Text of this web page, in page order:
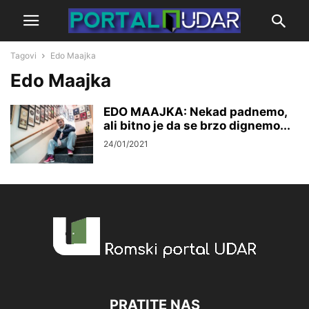
Tagovi Edo Maajka
Edo Maajka
EDO MAAJKA: Nekad padnemo,
ali bitno je da se brzo dignemo...
24/01/2021
PRATITE NAS